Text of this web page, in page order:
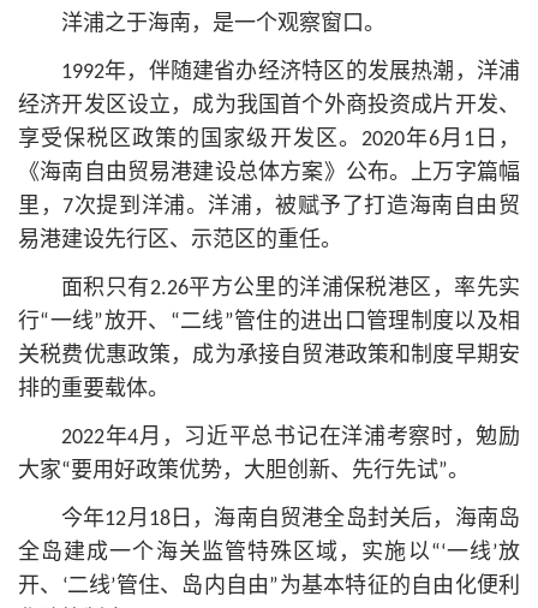
洋浦之于海南，是一个观察窗口。
1992年，伴随建省办经济特区的发展热潮，洋浦
经济开发区设立，成为我国首个外商投资成片开发、
享受保税区政策的国家级开发区。2020年6月1日，
《海南自由贸易港建设总体方案》公布。上万字篇幅
里，7次提到洋浦。洋浦，被赋予了打造海南自由贸
易港建设先行区、示范区的重任。
面积只有2.26平方公里的洋浦保税港区，率先实
行“一线”放开、“二线”管住的进出口管理制度以及相
关税费优惠政策，成为承接自贸港政策和制度早期安
排的重要载体。
2022年4月，习近平总书记在洋浦考察时，勉励
大家“要用好政策优势，大胆创新、先行先试”。
今年12月18日，海南自贸港全岛封关后，海南岛
全岛建成一个海关监管特殊区域，实施以“‘一线’放
开、‘二线’管住、岛内自由”为基本特征的自由化便利